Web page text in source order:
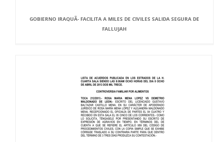
GOBIERNO IRAQUÃ- FACILITA A MILES DE CIVILES SALIDA SEGURA DE
FALLUJAH